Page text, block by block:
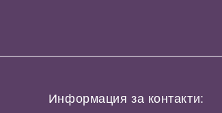
Информация за контакти: